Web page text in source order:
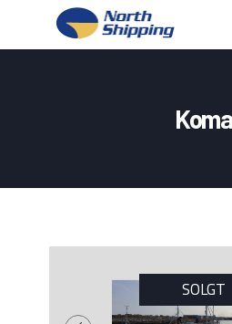
Koma
KONTAKT OSS
SOLGT